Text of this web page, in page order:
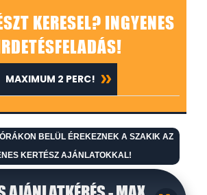
KERESEL? INGYENES
BELÜL ÉREKEZNEK A SZAKIK AZ
KERTÉSZ AJÁNLATOKKAL!
MAXIMUM 2 PERC!